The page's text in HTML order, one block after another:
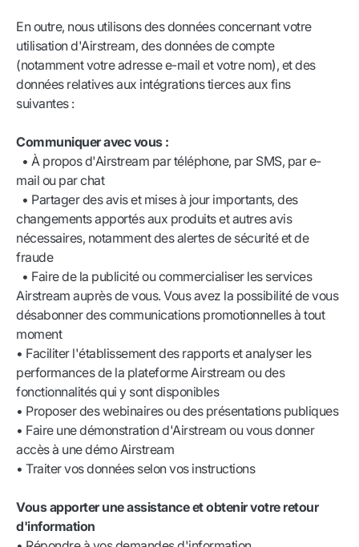
En outre, nous utilisons des données concernant votre
utilisation d'Airstream, des données de compte
(notamment votre adresse e-mail et votre nom), et des
données relatives aux intégrations tierces aux fins
suivantes :
Communiquer avec vous :
• À propos d'Airstream par téléphone, par SMS, par e-
mail ou par chat
• Partager des avis et mises à jour importants, des
changements apportés aux produits et autres avis
nécessaires, notamment des alertes de sécurité et de
fraude
• Faire de la publicité ou commercialiser les services
Airstream auprès de vous. Vous avez la possibilité de vous
désabonner des communications promotionnelles à tout
moment
• Faciliter l'établissement des rapports et analyser les
performances de la plateforme Airstream ou des
fonctionnalités qui y sont disponibles
• Proposer des webinaires ou des présentations publiques
• Faire une démonstration d'Airstream ou vous donner
accès à une démo Airstream
• Traiter vos données selon vos instructions
Vous apporter une assistance et obtenir votre retour
d'information